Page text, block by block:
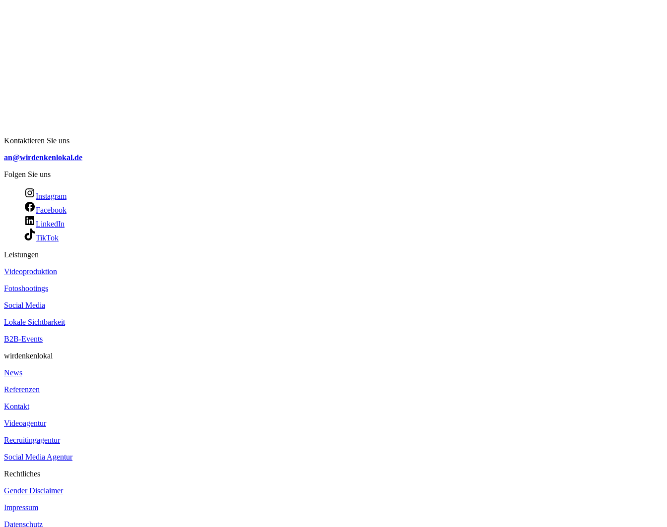
Kontaktieren Sie uns
an@wirdenkenlokal.de
Folgen Sie uns
Instagram
Facebook
LinkedIn
TikTok
Leistungen
Videoproduktion
Fotoshootings
Social Media
Lokale Sichtbarkeit
B2B-Events
wirdenkenlokal
News
Referenzen
Kontakt
Videoagentur
Recruitingagentur
Social Media Agentur
Rechtliches
Gender Disclaimer
Impressum
Datenschutz